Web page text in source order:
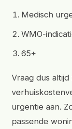
Medisch
WMO-
65+
Vraag dus
urgentie aan.
passende